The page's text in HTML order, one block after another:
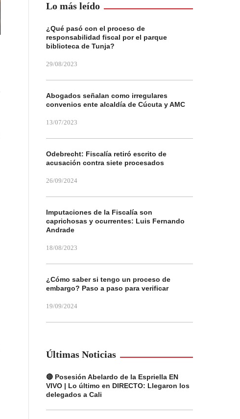
Lo más leído
¿Qué pasó con el proceso de
responsabilidad fiscal por el parque
biblioteca de Tunja?
29/08/2023
Abogados señalan como irregulares
convenios ente alcaldía de Cúcuta y AMC
13/07/2023
Odebrecht: Fiscalía retiró escrito de
acusación contra siete procesados
26/09/2024
Imputaciones de la Fiscalía son
caprichosas y ocurrentes: Luis Fernando
Andrade
18/08/2023
¿Cómo saber si tengo un proceso de
embargo? Paso a paso para verificar
19/09/2024
Últimas Noticias
🔴 Posesión Abelardo de la Espriella EN
VIVO | Lo último en DIRECTO: Llegaron los
delegados a Cali